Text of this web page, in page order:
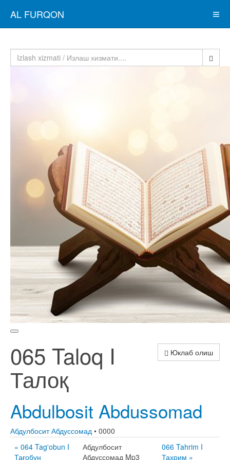
AL FURQON
Юклаб олиш
065 Taloq I
Талоқ
Abdulbosit Abdussomad
Абдулбосит Абдуссомад • 0000
« 064 Tag'obun I
Тағобун
Абдулбосит
Абдуссомад Mp3
066 Tahrim I
Таҳрим »